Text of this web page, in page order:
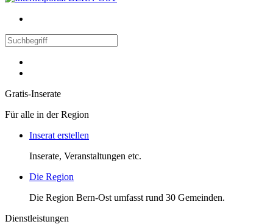
Gratis-Inserate
Für alle in der Region
Inserat erstellen
Inserate, Veranstaltungen etc.
Die Region
Die Region Bern-Ost umfasst rund 30 Gemeinden.
Dienstleistungen